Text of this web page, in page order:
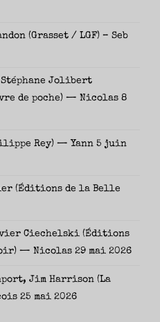
(Grasset / LGF) – Seb
Stéphane Jolibert
de poche) — Nicolas 8
Rey) — Yann 5 juin
(Éditions de la Belle
Ciechelski (Éditions
— Nicolas 29 mai 2026
Jim Harrison (La
25 mai 2026